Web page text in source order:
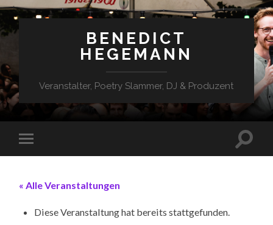
BENEDICT
HEGEMANN
Veranstalter, Poetry Slammer, DJ & Produzent
« Alle Veranstaltungen
Diese Veranstaltung hat bereits stattgefunden.